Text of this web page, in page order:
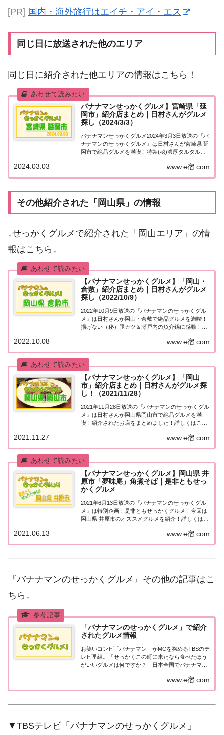
[PR] 国内・海外旅行はエイチ・アイ・エス
同じ日に放送された他のエリア
同じ日に紹介された他エリアの情報はこちら！
バナナマンせっかくグルメ】宮崎県「延
岡市」紹介店まとめ｜日村さんがグルメ
探し（2024/3/3）
バナナマンせっかくグルメ2024年3月3日放送の『バ
ナナマンのせっかくグルメ』は日村さんが宮崎県 延
岡市で絶品グルメを満喫！特製(秘)濃厚タルタルソ
ニンニクのパンチが効いた辛麺！開店前から行列！
www.e宿.com
2024.03.03
その他紹介された「岡山県」の情報
↓せっかくグルメで紹介された「岡山エリア」の情
報はこちら↓
【バナナマンせっかくグルメ】「岡山・
倉敷」紹介店まとめ｜日村さんがグルメ
探し（2022/10/9）
2022年10月9日放送の『バナナマンのせっかくグル
メ』は日村さんが岡山・倉敷で絶品グルメを満喫！
揚げない（秘）豚カツ＆瀬戸内の魚介鍋に感動！紹
村さんが「岡山・倉敷」でグルメ探し地元の人に
「せっかくこの町に来たなら食べたほうがいいグ
ル...
www.e宿.com
2022.10.08
【バナナマンせっかくグルメ】「岡山
市」紹介店まとめ｜日村さんがグルメ探
し！（2021/11/28）
2021年11月28日放送の『バナナマンのせっかくグル
メ』は日村さんが岡山県岡山市で絶品グルメを満
喫！紹介されたお店をまとめました！詳しくはこち
「せっかくこの町に来たなら食べたほうがいいグル
メは何ですか？」と聞き込み、地元民オススメの...
www.e宿.com
2021.11.27
【バナナマンせっかくグルメ】岡山県 井
原市「夢味庵」角煮そば｜是非ともせっ
かくグルメ
2021年6月13日放送の『バナナマンのせっかくグル
メ』は特別企画！是非ともせっかくグルメ！今回は
岡山県 井原市のオススメグルメを紹介！詳しくはこ
別企画！今まで番組がロケで訪れたことのない町の
方々限定で「是非とも日村さんに食べてほしい...
www.e宿.com
2021.06.13
『バナナマンのせっかくグルメ』その他の記事はこ
ちら↓
「バナナマンのせっかくグルメ」で紹介
されたグルメ情報
お笑いコンビ「バナナマン」がMCを務めるTBSのテ
レビ番組。「せっかくこの町に来たなら食べたほう
がいいグルメは何ですか？」日本全国でバナナマン
www.e宿.com
▼TBSテレビ「バナナマンのせっかくグルメ」